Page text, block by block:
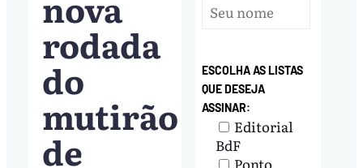
rodada
do
mutirão
de
ESCOLHA AS LISTAS
QUE DESEJA
ASSINAR:
Editorial
BdF
Ponto